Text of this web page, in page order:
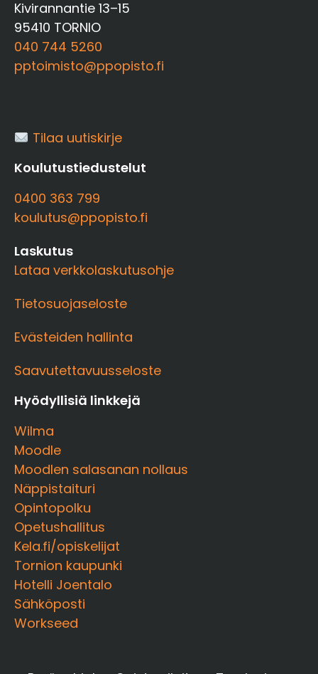
Kivirannantie 13–15
95410 TORNIO
040 744 5260
pptoimisto@ppopisto.fi
Tilaa uutiskirje
Koulutustiedustelut
0400 363 799
koulutus@ppopisto.fi
Laskutus
Lataa verkkolaskutusohje
Tietosuojaseloste
Evästeiden hallinta
Saavutettavuusseloste
Hyödyllisiä linkkejä
Wilma
Moodle
Moodlen salasanan nollaus
Näppistaituri
Opintopolku
Opetushallitus
Kela.fi/opiskelijat
Tornion kaupunki
Hotelli Joentalo
Sähköposti
Workseed